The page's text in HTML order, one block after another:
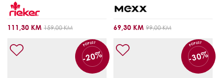
111,30 KM 159,00 KM 69,30 KM 99,00 KM
POPUST
-20%
POPUST
-30%